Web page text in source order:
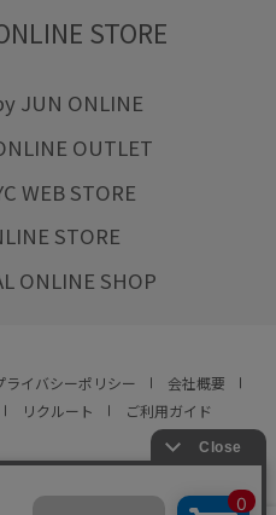
STORE
JUN ONLINE
OUTLET
WEB STORE
STORE
ONLINE SHOP
ライバシーポリシー
会社概要
リクルート ご利用ガイド